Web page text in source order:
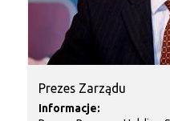
Prezes Zarządu
Informacje: